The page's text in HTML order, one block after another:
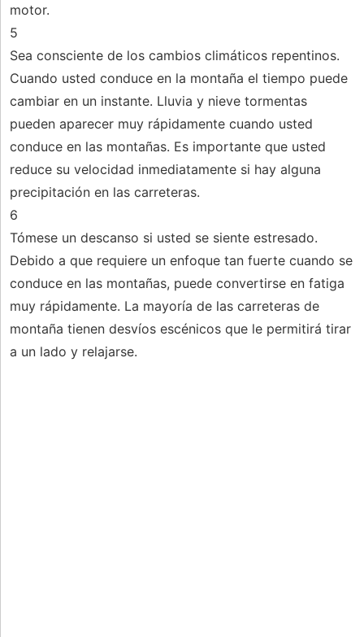
motor.
5
Sea consciente de los cambios climáticos repentinos.
Cuando usted conduce en la montaña el tiempo puede
cambiar en un instante. Lluvia y nieve tormentas
pueden aparecer muy rápidamente cuando usted
conduce en las montañas. Es importante que usted
reduce su velocidad inmediatamente si hay alguna
precipitación en las carreteras.
6
Tómese un descanso si usted se siente estresado.
Debido a que requiere un enfoque tan fuerte cuando se
conduce en las montañas, puede convertirse en fatiga
muy rápidamente. La mayoría de las carreteras de
montaña tienen desvíos escénicos que le permitirá tirar
a un lado y relajarse.